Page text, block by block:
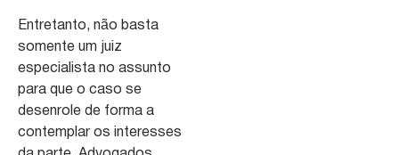
Entretanto, não basta
somente um juiz
especialista no assunto
para que o caso se
desenrole de forma a
contemplar os interesses